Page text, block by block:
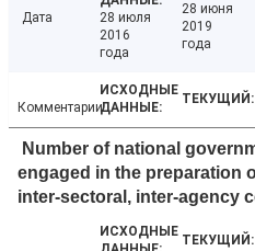
Дата
28 июля
2016
года
28 июня
2019
года
Комментарии
Number of national
engaged in the preparation
inter-sectoral, inter-agency